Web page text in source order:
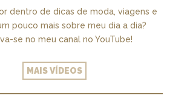
dentro de dicas de moda, viagens e
pouco mais sobre meu dia a dia?
se no meu canal no YouTube!
MAIS VÍDEOS